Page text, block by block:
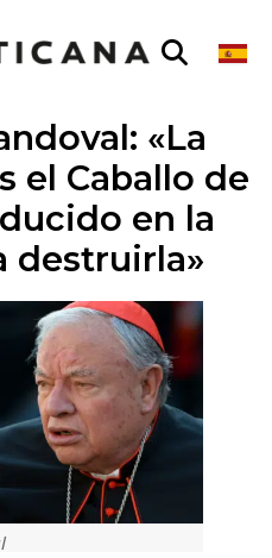
«La
el Caballo de
en la
destruirla»